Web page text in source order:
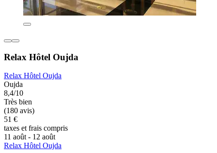
Relax Hôtel Oujda
Relax Hôtel Oujda
Oujda
8,4/10
Très bien
(180 avis)
51 €
taxes et frais compris
11 août - 12 août
Relax Hôtel Oujda